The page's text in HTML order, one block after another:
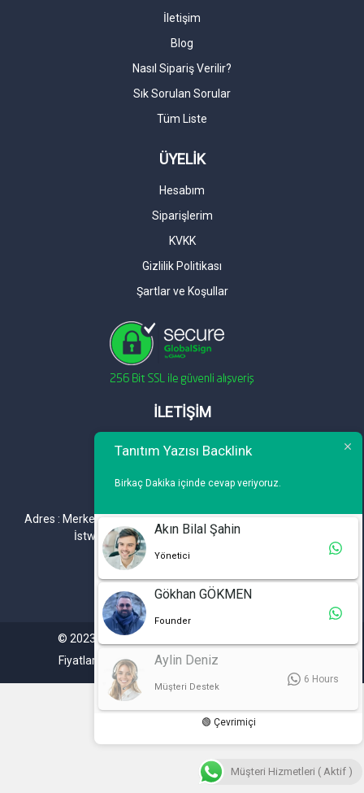
İletişim
Blog
Nasıl Sipariş Verilir?
Sık Sorulan Sorular
Tüm Liste
ÜYELİK
Hesabım
Siparişlerim
KVKK
Gizlilik Politikası
Şartlar ve Koşullar
İLETİŞİM
Telefon : 0 212 461 75 87
Adres : Merkez Mh. DeğirmenBahçe Cd. A1 A Blok D : 19 Kat :1
İstwest Rezidans Bahçelievler / İSTANBUL
© 2023. Tüm hakları saklıdır. Tanitimyazisi.com.tr
Fiyatlarımıza %20 KDV Dahil Değildir.
Tanıtım Yazısı Backlink
Birkaç Dakika içinde cevap veriyoruz.
Aylin Deniz
Müşteri Destek
6 Hours
Akın Bilal Şahin
Yönetici
Gökhan GÖKMEN
Founder
🟢 Çevrimiçi
Müşteri Hizmetleri ( Aktif )